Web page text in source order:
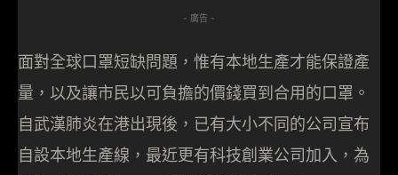
- 廣告 -
面對全球口罩短缺問題，惟有本地生產才能保證產
量，以及讓市民以可負擔的價錢買到合用的口罩。
自武漢肺炎在港出現後，已有大小不同的公司宣布
自設本地生產線，最近更有科技創業公司加入，為